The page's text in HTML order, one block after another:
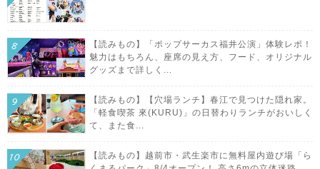
【読みもの】「ポップサーカス福井公演」体験レポ！
魅力はもちろん、座席の見え方、フード、オリジナル
グッズまで詳しく...
【読みもの】【穴場ランチ】春江で見つけた隠れ家。
「軽食喫茶 來(KURU)」の日替わりランチがおいしく
て、また食...
【読みもの】越前市・武生楽市に無料屋内遊び場「ら